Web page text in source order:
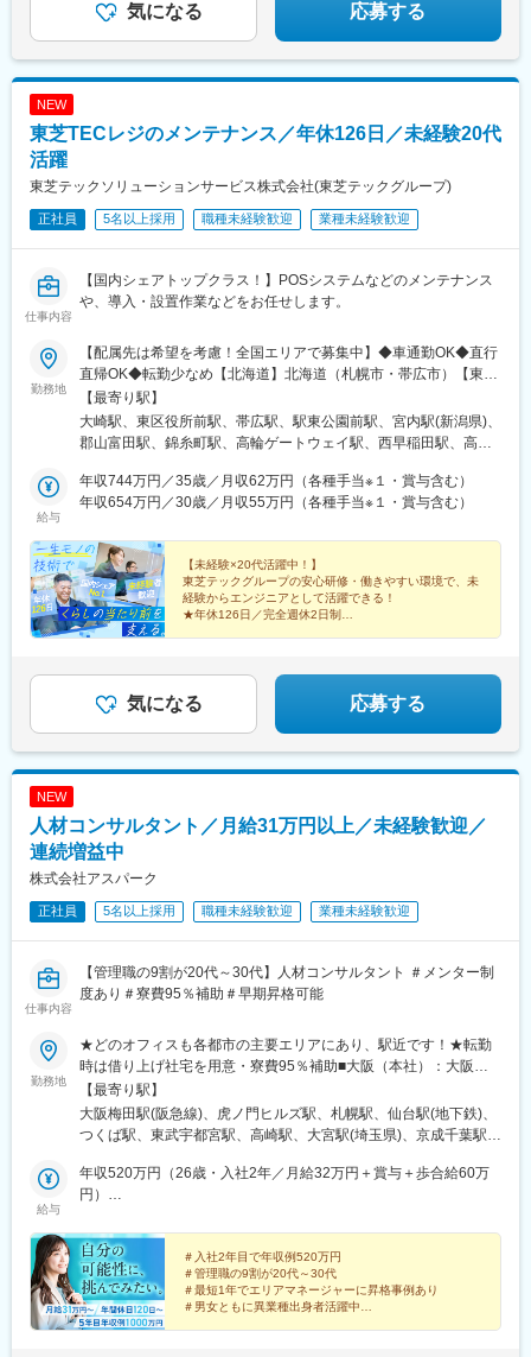
安定した環境で長いキャリアを築けます！
気になる 応募する
NEW
東芝TECレジのメンテナンス／年休126日／未経験20代
活躍
東芝テックソリューションサービス株式会社(東芝テックグループ)
正社員 5名以上採用 職種未経験歓迎 業種未経験歓迎
仕事内容
【国内シェアトップクラス！】POSシステムなどのメンテナンス
や、導入・設置作業などをお任せします。
勤務地
【配属先は希望を考慮！全国エリアで募集中】◆車通勤OK◆直行
直帰OK◆転勤少なめ【北海道】北海道（札幌市・帯広市）【東
北】福島県（郡山市）【関東】東京都内、神奈川県（平塚市）
【東海】愛知県（豊橋市・安城市）、三重県（津市）、静岡県
（静岡市）、石川県（金沢市）【関西】大阪府（大阪市・吹田
市）、兵庫県（神戸市）、奈良県（奈良市）【九州】佐賀県（神
崎郡）、宮崎県（宮崎市）、長崎県（西彼杵郡）※ご希望に合わせ
（勤務地一覧参照）もご相談ください！【受動喫煙対策】屋内全
面禁煙
【最寄り駅】
大崎駅、東区役所前駅、帯広駅、駅東公園前駅、宮内駅(新潟県)、
郡山富田駅、錦糸町駅、高輪ゲートウェイ駅、西早稲田駅、高松
船橋駅、豊四季駅、天王町駅、小田急相模原駅、市が尾駅、平塚
駅、三河安城駅、新豊橋駅、阿漕駅、新正駅、七ツ屋駅、小泉町
駅、星ケ丘駅(大阪府)、中百舌鳥駅、新大宮駅、和歌山駅、紀伊田
辺駅、十条駅(京都府・近鉄線)、福知山駅、貿易センター駅、明石
駅、手柄駅、吉野ケ里公園駅、宮崎駅、高田駅(長崎県)、五反田
駅、亀戸駅、東新宿駅、立川北駅、本川越駅、天台駅、大神宮下
駅、星川駅、豊橋駅、金沢駅、南方駅(大阪府)、肥後橋駅、宮之阪
駅、大崎広小路駅、住吉駅(東京都)、立川駅、川越市駅、船橋駅、
柳生橋駅、阿波座駅、神戸三宮駅(阪神)
給与
年収744万円／35歳／月収62万円（各種手当※１・賞与含む）
年収654万円／30歳／月収55万円（各種手当※１・賞与含む）
【未経験×20代活躍中！】
東芝テックグループの安心研修・働きやすい環境で、未
経験からエンジニアとして活躍できる！
★年休126日／完全週休2日制
★住宅費補助など、手厚い待遇＆福利厚生あり
気になる 応募する
NEW
人材コンサルタント／月給31万円以上／未経験歓迎／
連続増益中
株式会社アスパーク
正社員 5名以上採用 職種未経験歓迎 業種未経験歓迎
仕事内容
【管理職の9割が20代～30代】人材コンサルタント ＃メンター制
度あり＃寮費95％補助＃早期昇格可能
勤務地
★どのオフィスも各都市の主要エリアにあり、駅近です！★転勤
時は借り上げ社宅を用意・寮費95％補助■大阪（本社）：大阪市
北区■東京：東京都港区■札幌：北海道札幌市北区■仙台：宮城県
仙台市青葉区■つくば：茨城県つくば市■宇都宮：栃木県宇都宮市
■高崎：群馬県高崎市■大宮：埼玉県さいたま市大宮区■千葉：千
市■金沢：石川県金沢市■新潟：新潟県新潟市中央区■長野：長野
県長野市■名古屋：愛知県名古屋市中村区■静岡：静岡県静岡市駿
路：兵庫県姫路市■神戸：兵庫県神戸市中央区■高松：香川県高松
市■岡山：岡山県岡山市北区■広島：広島県広島市中区■福岡：福
岡県福岡市中央区■熊本：熊本県熊本市中央区★2026年も新拠点
立ち上げを予定！※受動喫煙防止対策：オフィス内全面禁煙
【最寄り駅】
大阪梅田駅(阪急線)、虎ノ門ヒルズ駅、札幌駅、仙台駅(地下鉄)、
つくば駅、東武宇都宮駅、高崎駅、大宮駅(埼玉県)、京成千葉駅、
岡駅、浜松駅、名古屋駅、烏丸駅、山陽姫路駅、三宮駅(神戸新交
通)、高松駅(香川県)、岡山駅、八丁堀駅(広島県)、天神駅、花畑町
駅、神奈川駅、オークスカナルパークホテル富山前、金沢駅、市
役所前駅(長野県)、新静岡駅、第一通り駅、近鉄名古屋駅、四条駅
(京都市営)、姫路駅、神戸三宮駅(阪神)、高松築港駅、岡山駅前
駅、胡町駅、天神南駅、辛島町駅、梅田駅(地下鉄)、神谷町駅、北
１２条駅、あおば通駅、新千葉駅、新高島駅、富山駅、日吉町
給与
年収520万円（26歳・入社2年／月給32万円＋賞与＋歩合給60万
円）
円）
＃入社2年目で年収例520万円
＃管理職の9割が20代～30代
＃最短1年でエリアマネージャーに昇格事例あり
＃男女ともに異業種出身者活躍中